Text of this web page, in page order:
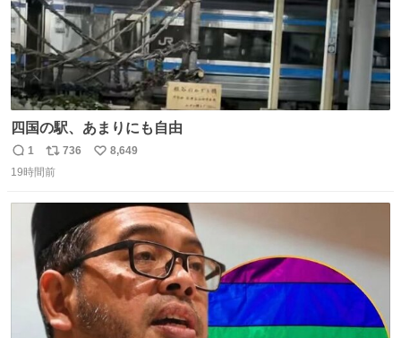
四国の駅、あまりにも自由
返
信
1
リ
ポ
736
い
数
8,649
19時間前